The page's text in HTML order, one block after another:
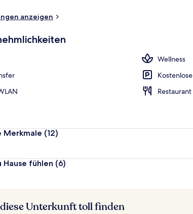
anzeigen
Wellness
Restaurant
Merkmale (12)
Hause fühlen (6)
Unterkunft toll finden